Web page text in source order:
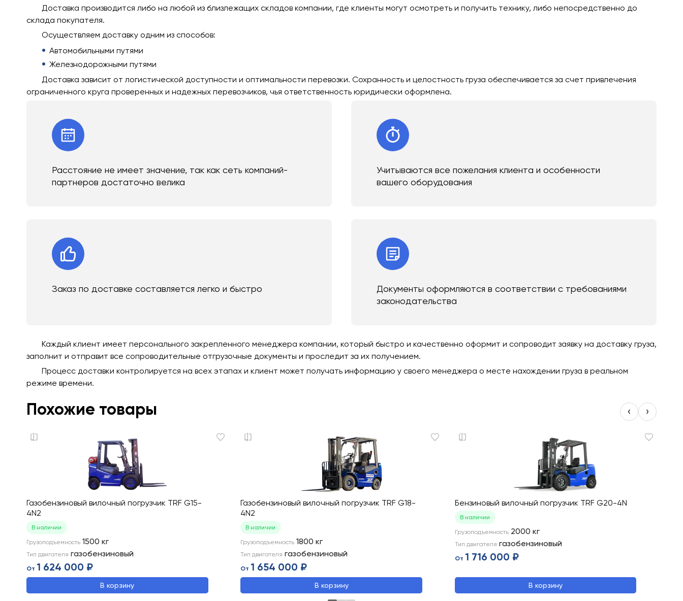
Доставка производится либо на любой из близлежащих складов компании, где клиенты могут осмотреть и получить технику, либо непосредственно до
склада покупателя.
Осуществляем доставку одним из способов:
Автомобильными путями
Железнодорожными путями
Доставка зависит от логистической доступности и оптимальности перевозки. Сохранность и целостность груза обеспечивается за счет привлечения
ограниченного круга проверенных и надежных перевозчиков, чья ответственность юридически оформлена.
Расстояние не имеет значение, так как сеть компаний-
партнеров достаточно велика
Учитываются все пожелания клиента и особенности
вашего оборудования
Заказ по доставке составляется легко и быстро
Документы оформляются в соответствии с требованиями
законодательства
Каждый клиент имеет персонального закрепленного менеджера компании, который быстро и качественно оформит и сопроводит заявку на доставку груза,
заполнит и отправит все сопроводительные отгрузочные документы и проследит за их получением.
Процесс доставки контролируется на всех этапах и клиент может получать информацию у своего менеджера о месте нахождении груза в реальном
режиме времени.
Похожие товары ‹ ›
Газобензиновый вилочный погрузчик TRF G15-
4N2
В наличии
Грузоподъемность 1500 кг
Тип двигателя газобензиновый
От 1 624 000 ₽
В корзину
Газобензиновый вилочный погрузчик TRF G18-
4N2
В наличии
Грузоподъемность 1800 кг
Тип двигателя газобензиновый
От 1 654 000 ₽
В корзину
Бензиновый вилочный погрузчик TRF G20-4N
В наличии
Грузоподъемность 2000 кг
Тип двигателя газобензиновый
От 1 716 000 ₽
В корзину